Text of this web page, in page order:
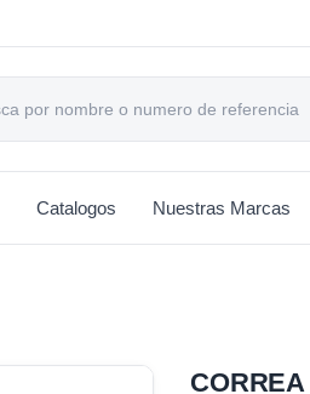
Catalogos Nuestras Marcas